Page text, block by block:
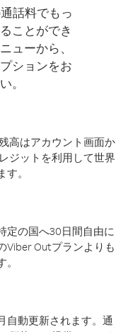
話料でもっ
ことができ
ューから、
ションをお
。
高はアカウント画面か
ジットを利用して世界
。
定の国へ30日間自由に
Viber Outプランよりも
自動更新されます。通